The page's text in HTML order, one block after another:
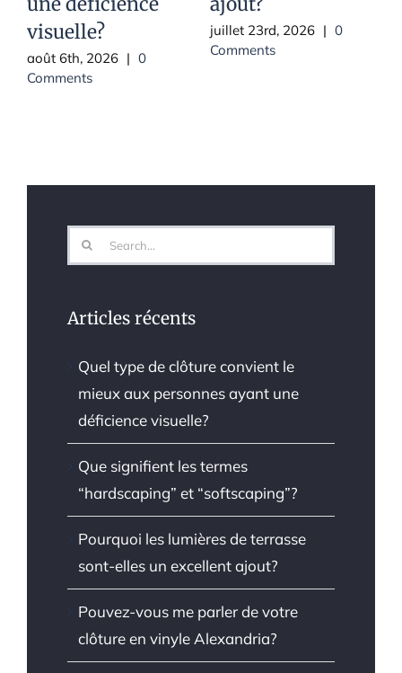
visuelle?
août 6th, 2026 | 0
Comments
juillet 23rd, 2026 | 0
Comments
Search
for:
Articles récents
Quel type de clôture convient le
mieux aux personnes ayant une
déficience visuelle?
Que signifient les termes
“hardscaping” et “softscaping”?
Pourquoi les lumières de terrasse
sont-elles un excellent ajout?
Pouvez-vous me parler de votre
clôture en vinyle Alexandria?